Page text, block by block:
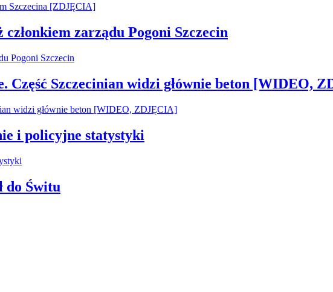
zarządu Pogoni Szczecin
Część Szczecinian widzi głównie beton [WIDEO,
i policyjne statystyki
do Świtu